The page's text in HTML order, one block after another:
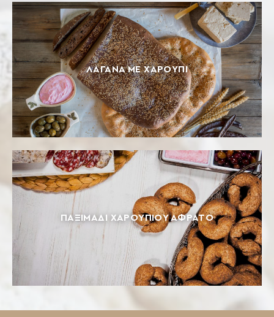
ΛΑΓΆΝΑ ΜΕ ΧΑΡΟΎΠΙ
ΠΑΞΙΜΆΔΙ ΧΑΡΟΥΠΙΟΎ ΑΦΡΆΤΟ